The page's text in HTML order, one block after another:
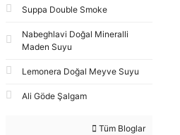
Suppa Double Smoke
Nabeghlavi Doğal Mineralli
Maden Suyu
Lemonera Doğal Meyve Suyu
Ali Göde Şalgam
Tüm Bloglar